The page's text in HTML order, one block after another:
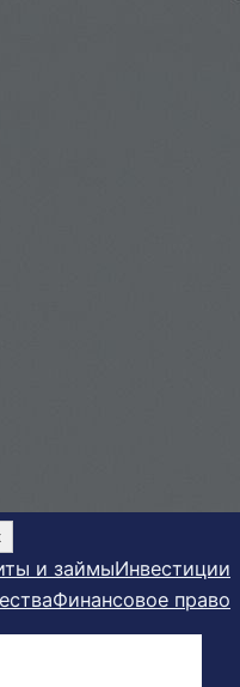
и займыИнвестиции
Финансовое право